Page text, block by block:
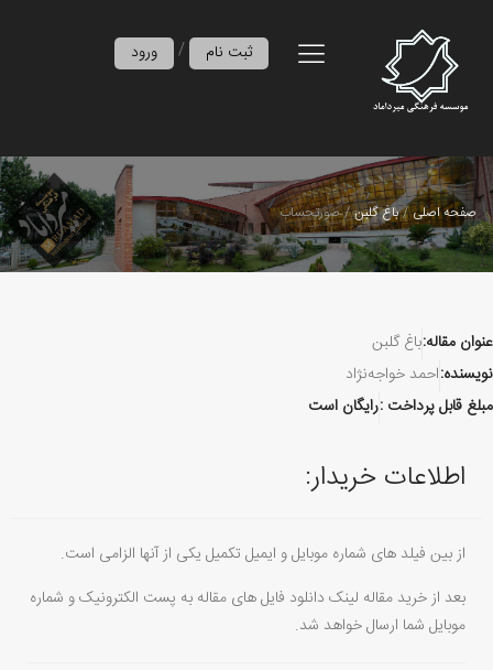
ورود / ثبت نام
صفحه اصلی باغ گلبن صورتحساب
عنوان مقاله:باغ گلبن
نویسنده:احمد خواجه‌نژاد
مبلغ قابل پرداخت :رایگان است
اطلاعات خریدار:
از بین فیلد های شماره موبایل و ایمیل تکمیل یکی از آنها الزامی است.
بعد از خرید مقاله لینک دانلود فایل های مقاله به پست الکترونیک و شماره
موبایل شما ارسال خواهد شد.